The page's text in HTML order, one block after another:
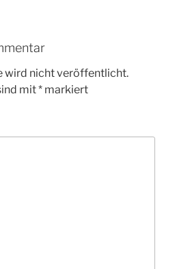
wird nicht veröffentlicht.
mit* markiert